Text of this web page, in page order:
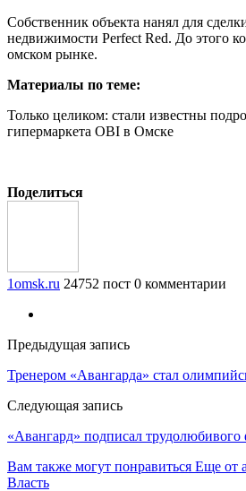
Собственник объекта нанял для
недвижимости Perfect Red. До этого
омском рынке.
Материалы по теме:
Только целиком: стали известны
гипермаркета ОBI в Омске
Поделиться
1omsk.ru 24752 пост 0 комментарии
Предыдущая запись
Тренером «Авангарда» стал
Следующая запись
«Авангард» подписал трудолюбивого
Вам также могут понравиться Еще от
Власть